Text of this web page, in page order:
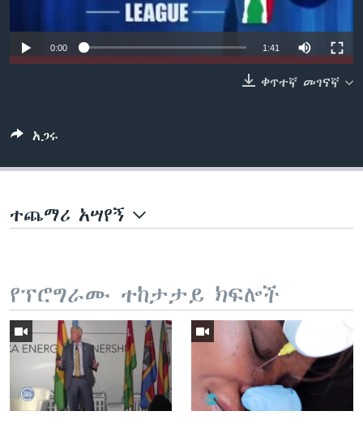
ቋንቋዎች
0:00 1:41
ቀጥተኛ መገናኛ
አጋሩ
ተጨማሪ አሣየኝ
የፕሮግራሙ ተከታታይ ክፍሎች